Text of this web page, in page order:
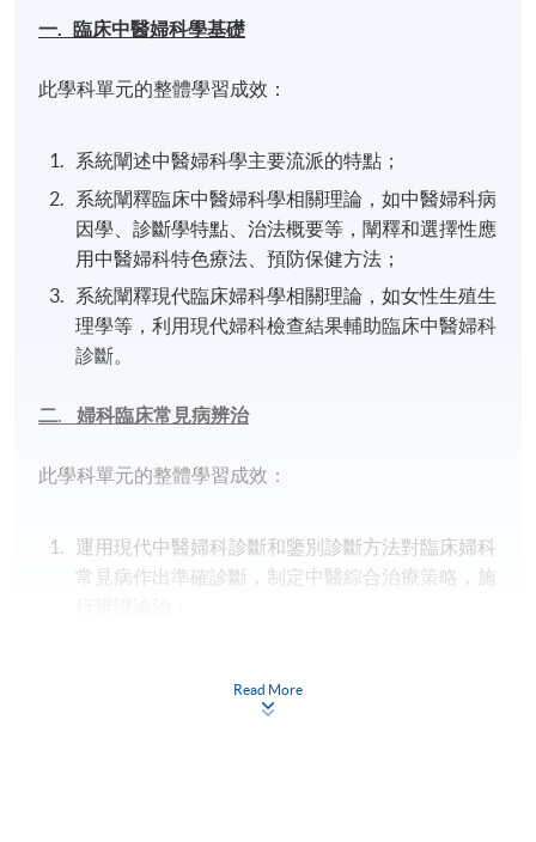
一. 臨床中醫婦科學基礎
此學科單元的整體學習成效：
系統闡述中醫婦科學主要流派的特點；
系統闡釋臨床中醫婦科學相關理論，如中醫婦科病
因學、診斷學特點、治法概要等，闡釋和選擇性應
用中醫婦科特色療法、預防保健方法；
系統闡釋現代臨床婦科學相關理論，如女性生殖生
理學等，利用現代婦科檢查結果輔助臨床中醫婦科
診斷。
二. 婦科臨床常見病辨治
此學科單元的整體學習成效：
運用現代中醫婦科診斷和鑒別診斷方法對臨床婦科
常見病作出準確診斷，制定中醫綜合治療策略，施
Read More